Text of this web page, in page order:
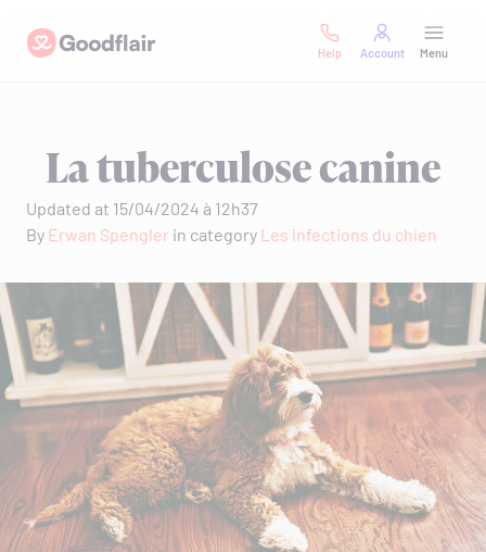
content
Goodflair
Help Account Menu
La tuberculose canine
Updated at 15/04/2024 à 12h37
By Erwan Spengler in category Les infections du chien